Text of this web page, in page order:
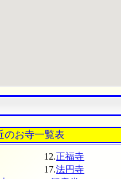
のお寺一覧表
12.正福寺
17.法円寺